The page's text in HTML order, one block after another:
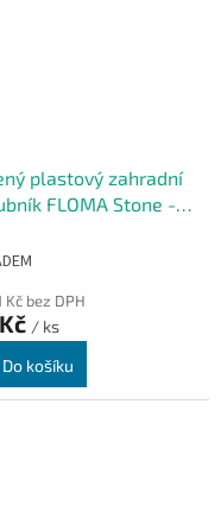
plastový zahradní
FLOMA Stone -
Kč bez DPH
/ ks
Do košíku